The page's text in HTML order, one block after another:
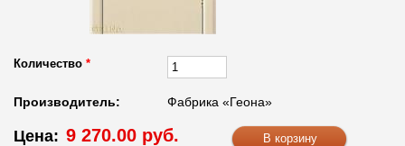
Количество *
Производитель: Фабрика «Геона»
Цена: 9 270.00 руб.